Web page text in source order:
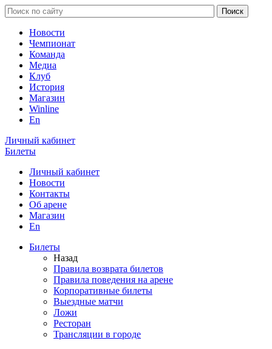
Новости
Чемпионат
Команда
Медиа
Клуб
История
Магазин
Winline
En
Личный кабинет
Билеты
Личный кабинет
Новости
Контакты
Об арене
Магазин
En
Билеты
Назад
Правила возврата билетов
Правила поведения на арене
Корпоративные билеты
Выездные матчи
Ложи
Ресторан
Трансляции в городе